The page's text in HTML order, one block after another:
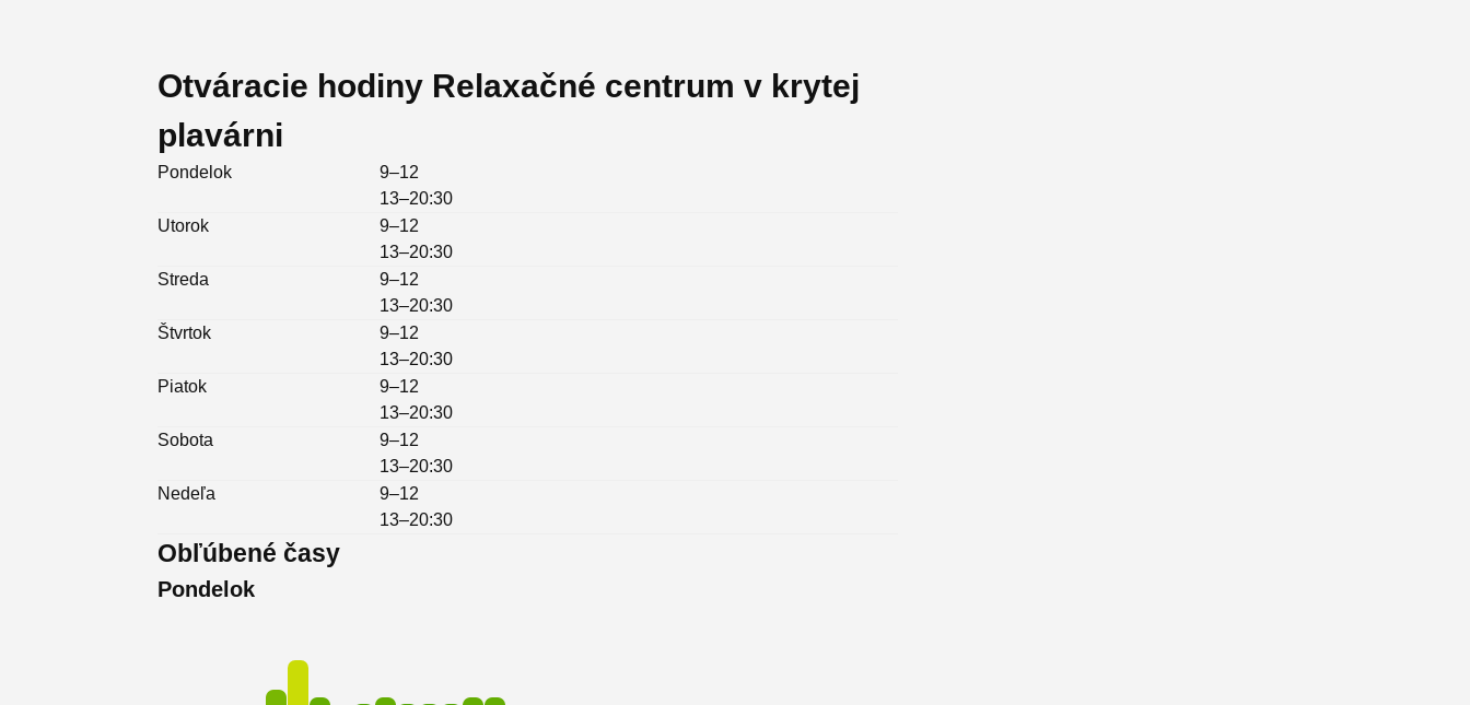
Otváracie hodiny Relaxačné centrum v krytej
plavárni
Pondelok
9–12
13–20:30
Utorok
9–12
13–20:30
Streda
9–12
13–20:30
Štvrtok
9–12
13–20:30
Piatok
9–12
13–20:30
Sobota
9–12
13–20:30
Nedeľa
9–12
13–20:30
Obľúbené časy
Pondelok